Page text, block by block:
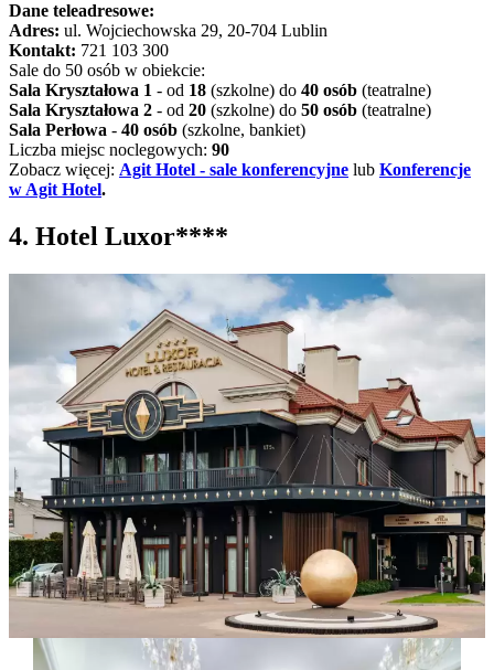
Dane teleadresowe:
Adres: ul. Wojciechowska 29, 20-704 Lublin
Kontakt: 721 103 300
Sale do 50 osób w obiekcie:
Sala Kryształowa 1 - od 18 (szkolne) do 40 osób (teatralne)
Sala Kryształowa 2 - od 20 (szkolne) do 50 osób (teatralne)
Sala Perłowa - 40 osób (szkolne, bankiet)
Liczba miejsc noclegowych: 90
Zobacz więcej: Agit Hotel - sale konferencyjne lub Konferencje
w Agit Hotel.
4. Hotel Luxor****